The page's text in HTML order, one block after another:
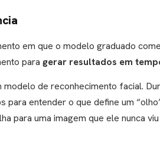
em que o modelo graduado
para gerar resultados em
modelo de reconhecimento facial.
para entender o que define um
para uma imagem que ele nunca